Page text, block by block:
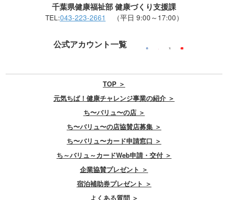
千葉県健康福祉部 健康づくり支援課
TEL:043-223-2661 （平日 9:00～17:00）
公式アカウント一覧
TOP ＞
元気ちば！健康チャレンジ事業の紹介 ＞
ち〜バリュ〜の店 ＞
ち〜バリュ〜の店協賛店募集 ＞
ち〜バリュ〜カード申請窓口 ＞
ち～バリュ～カードWeb申請・交付 ＞
企業協賛プレゼント ＞
宿泊補助券プレゼント ＞
よくある質問 ＞